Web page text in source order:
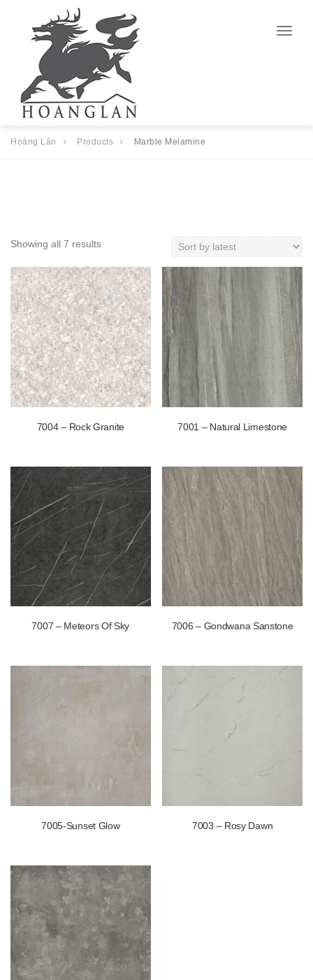
Hoàng Lân Products Marble Melamine
Showing all 7 results
7004 – Rock Granite 7001 – Natural Limestone
7007 – Meteors Of Sky 7006 – Gondwana Sanstone
7005-Sunset Glow 7003 – Rosy Dawn